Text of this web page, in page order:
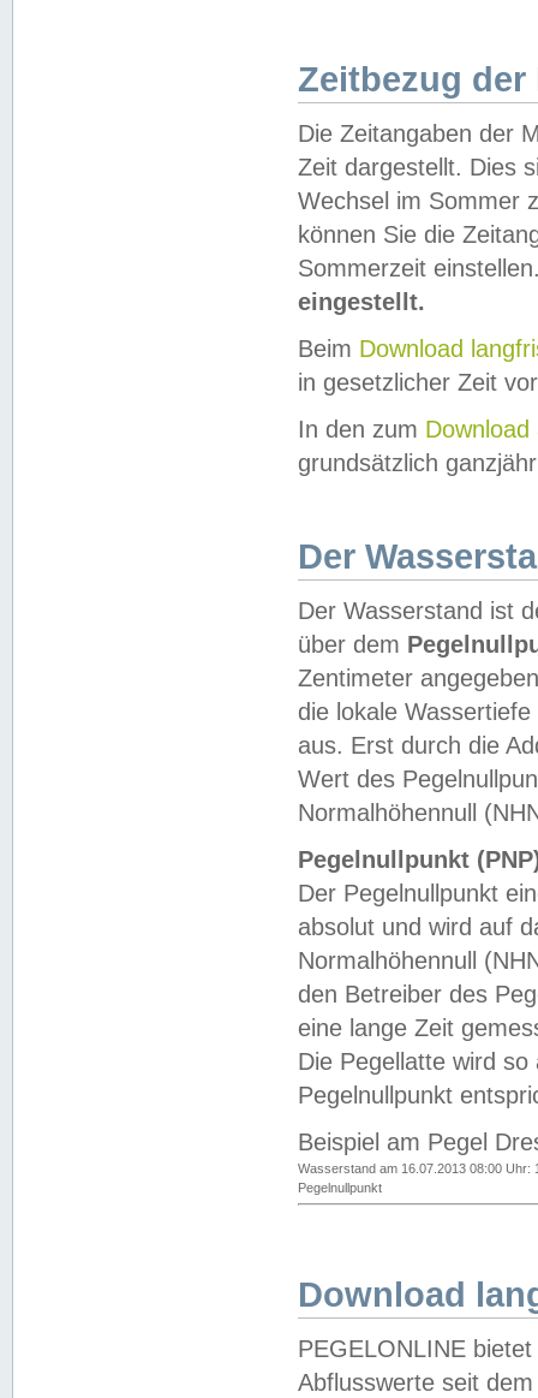
Zeitbezug der
Die Zeitangaben der
Zeit dargestellt. Dies
Wechsel im Sommer
können Sie die
Sommerzeit
eingestellt.
Beim Download
in gesetzlicher Zeit
In den zum Download
grundsätzlich
Der
Der Wasserstand ist
über dem
Zentimeter
die lokale
aus. Erst durch die
Wert des
Normalhöhennull
Pegelnullpunkt
Der Pegelnullpunkt
absolut und wird auf
Normalhöhennull
den Betreiber des
eine lange Zeit
Die Pegellatte wird
Pegelnullpunkt
Beispiel am Pegel
Wasserstand am 16.07.2013 08:00 Uhr:
Pegelnullpunkt
Download
PEGELONLINE
Abflusswerte seit